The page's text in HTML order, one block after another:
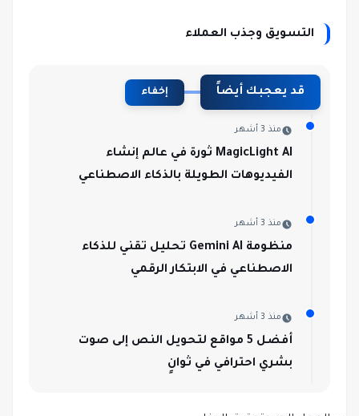
التسويق وجذب العملاء
قد يعجبك أيضاً إخفاء
منذ 3 أشهر
MagicLight AI ثورة في عالم إنشاء
الفيديوهات الطويلة بالذكاء الاصطناعي
منذ 3 أشهر
منظومة Gemini AI تحليل تقني للذكاء
الاصطناعي في الابتكار الرقمي
منذ 3 أشهر
أفضل 5 مواقع لتحويل النص إلى صوت
بشري احترافي في ثوانٍ